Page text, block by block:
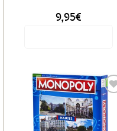
9,95€
Ajouter
aux